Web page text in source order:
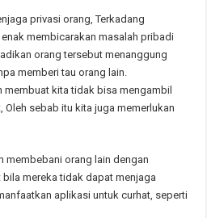
privasi orang, Terkadang
membicarakan masalah pribadi
orang tersebut menanggung
memberi tau orang lain.
kita tidak bisa mengambil
Oleh sebab itu kita juga memerlukan
membebani orang lain dengan
mereka tidak dapat menjaga
aplikasi untuk curhat, seperti